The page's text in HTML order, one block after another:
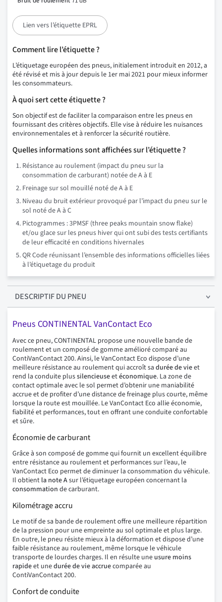
Lien vers l’étiquette EPRL
Comment lire l’étiquette ?
L’étiquetage européen des pneus, initialement introduit en 2012, a
été révisé et mis à jour depuis le 1er mai 2021 pour mieux informer
les consommateurs.
À quoi sert cette étiquette ?
Son objectif est de faciliter la comparaison entre les pneus en
fournissant des critères objectifs. Elle vise à réduire les nuisances
environnementales et à renforcer la sécurité routière.
Quelles informations sont affichées sur l’étiquette ?
Résistance au roulement (impact du pneu sur la
consommation de carburant) notée de A à E
Freinage sur sol mouillé noté de A à E
Niveau du bruit extérieur provoqué par l’impact du pneu sur le
sol noté de A à C
Pictogrammes : 3PMSF (three peaks mountain snow flake)
et/ou glace sur les pneus hiver qui ont subi des tests certifiants
de leur efficacité en conditions hivernales
QR Code réunissant l’ensemble des informations officielles liées
à l’étiquetage du produit
DESCRIPTIFDU PNEU
Pneus CONTINENTAL VanContact Eco
Avec ce pneu, CONTINENTAL propose une nouvelle bande de
roulement et un composé de gomme amélioré comparé au
ContiVanContact 200. Ainsi, le VanContact Eco dispose d’une
meilleure résistance au roulement qui accroît sa durée de vieet
rend la conduite plussilencieuseetéconomique. La zone de
contact optimale avec le sol permet d’obtenir une maniabilité
accrue et de profiter d’une distance de freinage plus courte, même
lorsque la route est mouillée. Le VanContact Eco allie économie,
fiabilité et performances, tout en offrant une conduite confortable
et sûre.
Économie de carburant
Grâce à son composé de gomme qui fournit un excellent équilibre
entre résistance au roulement et performances sur l’eau, le
VanContact Eco permet de diminuer la consommation du véhicule.
Il obtient la note Asur l’étiquetage européen concernant la
consommation de carburant.
Kilométrage accru
Le motif de sa bande de roulement offre une meilleure répartition
de la pression pour une empreinte au sol optimale et plus large.
En outre, le pneu résiste mieux à la déformation et dispose d’une
faible résistance au roulement, même lorsque le véhicule
transporte de lourdes charges. Il en résulte une usure moins
rapideet unedurée de vie accruecomparée au
ContiVanContact 200.
Confort de conduite